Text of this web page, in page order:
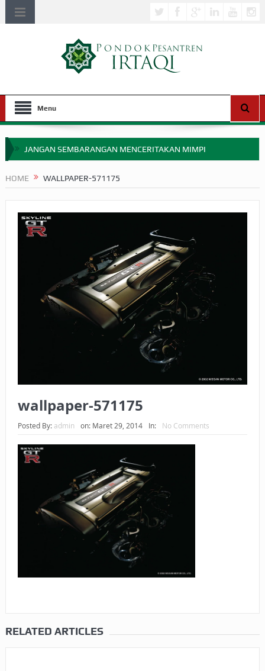
Menu
JANGAN SEMBARANGAN MENCERITAKAN MIMPI
APA HUKUM MEMPERCEPAT PEMBAYARAN ZAKAT
SEBELUM TIBA SAAT WAJIB?
HAKIKAT NIKMAT DI DUNIA!
BAGAIMANA CARA MEMBAYAR ZAKAT UANG?
UANG HARAM BISA MENJADI HALAL JIKA SEBAB
KEPEMILIKANNYA BERUBAH
ISTIDLAL BATIL VS ISTIDLAL SYAR’I
HOME WALLPAPER-571175
wallpaper-571175
Posted By: admin on: Maret 29, 2014 In: No Comments
RELATED ARTICLES